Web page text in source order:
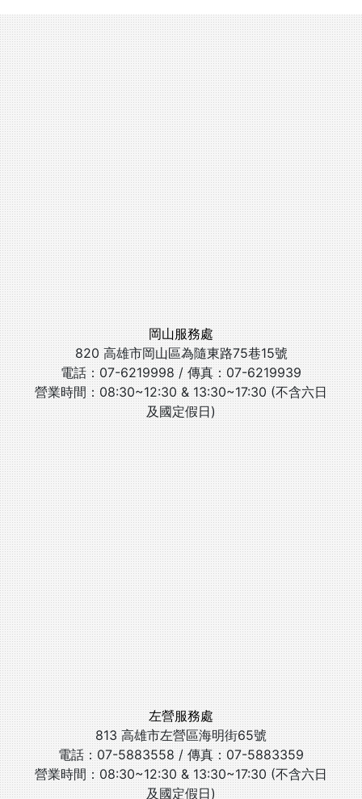
岡山服務處
820 高雄市岡山區為隨東路75巷15號
電話：07-6219998 / 傳真：07-6219939
營業時間：08:30~12:30 & 13:30~17:30 (不含六日
及國定假日)
左營服務處
813 高雄市左營區海明街65號
電話：07-5883558 / 傳真：07-5883359
營業時間：08:30~12:30 & 13:30~17:30 (不含六日
及國定假日)